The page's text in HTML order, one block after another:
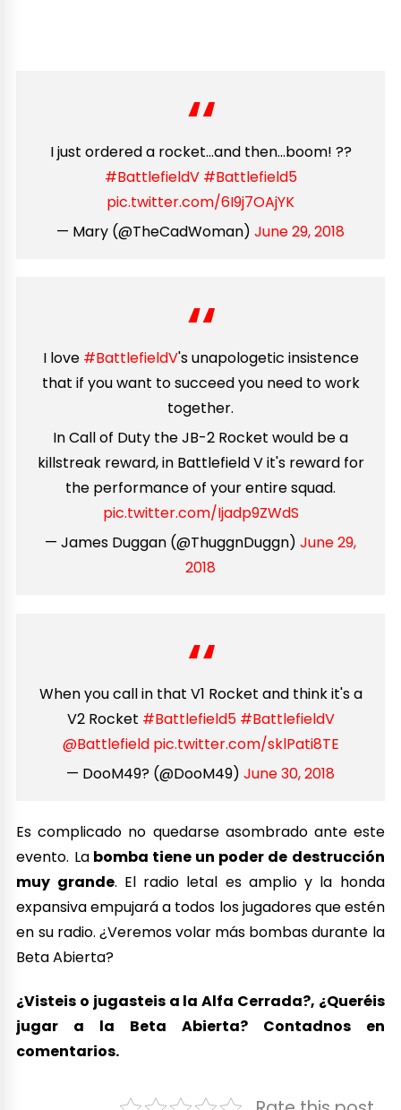
I just ordered a rocket…and then…boom! ??
#BattlefieldV #Battlefield5
pic.twitter.com/6I9j7OAjYK
— Mary (@TheCadWoman) June 29, 2018
I love #BattlefieldV's unapologetic insistence
that if you want to succeed you need to work
together.
In Call of Duty the JB-2 Rocket would be a
killstreak reward, in Battlefield V it's reward for
the performance of your entire squad.
pic.twitter.com/Ijadp9ZWdS
— James Duggan (@ThuggnDuggn) June 29,
2018
When you call in that V1 Rocket and think it's a
V2 Rocket #Battlefield5 #BattlefieldV
@Battlefield pic.twitter.com/sklPati8TE
— DooM49? (@DooM49) June 30, 2018
Es complicado no quedarse asombrado ante este
evento. Labomba tiene un poder de destrucción
muy grande. El radio letal es amplio y la honda
expansiva empujará a todos los jugadores que estén
en su radio. ¿Veremos volar más bombas durante la
Beta Abierta?
¿Visteis o jugasteis a la Alfa Cerrada?, ¿Queréis
jugar a la Beta Abierta? Contadnos en
comentarios.